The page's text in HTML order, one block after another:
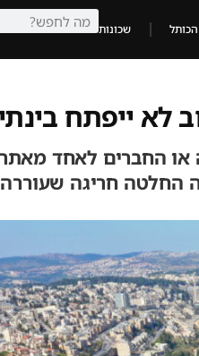
הכותל שכונות
ייפתח
או החברים לאחד
החלטה חריגה